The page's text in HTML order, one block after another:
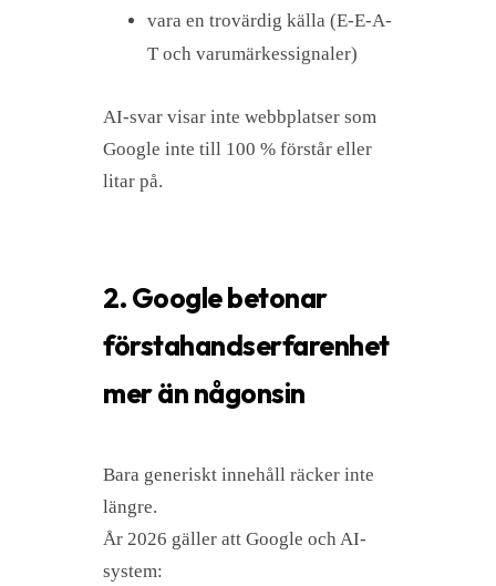
vara en trovärdig källa (E-E-A-
T och varumärkessignaler)
AI-svar visar inte webbplatser som
Google inte till 100 % förstår eller
litar på.
2. Google betonar
förstahandserfarenhet
mer än någonsin
Bara generiskt innehåll räcker inte
längre.
År 2026 gäller att Google och AI-
system: